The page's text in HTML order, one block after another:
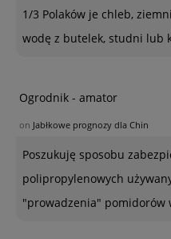
1/3 Polaków je chleb,
wodę z butelek, studni lub
Ogrodnik - amator
on Jabłkowe prognozy dla Chin
Poszukuję sposobu
polipropylenowych
"prowadzenia" pomidorów